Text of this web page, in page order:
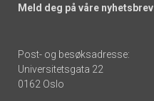
Meld deg på våre nyhetsbrev
Post- og besøksadresse:
Universitetsgata 22
0162 Oslo